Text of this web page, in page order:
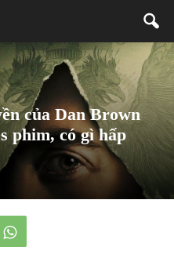
của Dan Brown
phim, có gì hấp